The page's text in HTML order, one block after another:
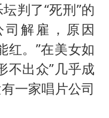
判了“死刑”的
解雇，原因
红。”在美女如
不出众”几乎成
一家唱片公司